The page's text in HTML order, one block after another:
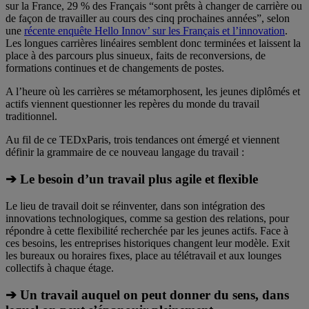
sur la France, 29 % des Français “sont prêts à changer de carrière ou
de façon de travailler au cours des cinq prochaines années”, selon
une récente enquête Hello Innov’ sur les Français et l’innovation.
Les longues carrières linéaires semblent donc terminées et laissent la
place à des parcours plus sinueux, faits de reconversions, de
formations continues et de changements de postes.
A l’heure où les carrières se métamorphosent, les jeunes diplômés et
actifs viennent questionner les repères du monde du travail
traditionnel.
Au fil de ce TEDxParis, trois tendances ont émergé et viennent
définir la grammaire de ce nouveau langage du travail :
➔ Le besoin d’un travail plus agile et flexible
Le lieu de travail doit se réinventer, dans son intégration des
innovations technologiques, comme sa gestion des relations, pour
répondre à cette flexibilité recherchée par les jeunes actifs. Face à
ces besoins, les entreprises historiques changent leur modèle. Exit
les bureaux ou horaires fixes, place au télétravail et aux lounges
collectifs à chaque étage.
➔ Un travail auquel on peut donner du sens, dans